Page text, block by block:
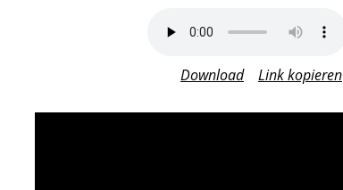
Download Link kopieren